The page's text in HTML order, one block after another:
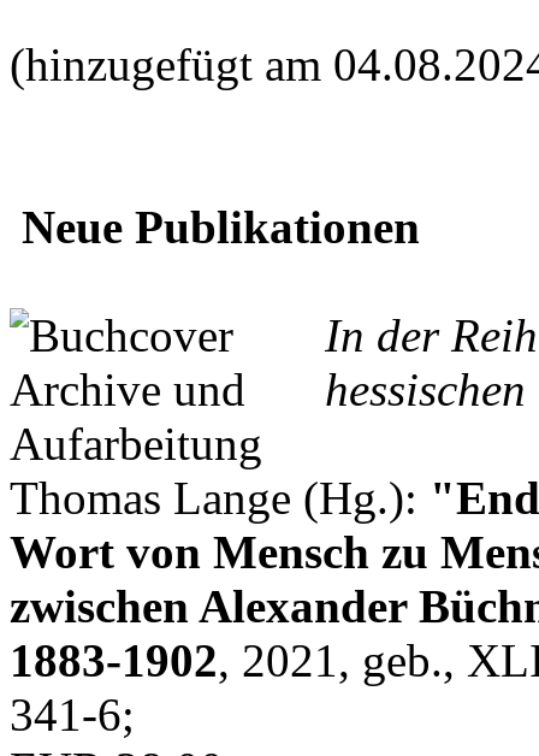
(hinzugefügt am
Neue Publikationen
In der
Thomas Lange (Hg.):
Wort von Mensch zu
zwischen Alexander
1883-1902, 2021, geb.,
341-6;